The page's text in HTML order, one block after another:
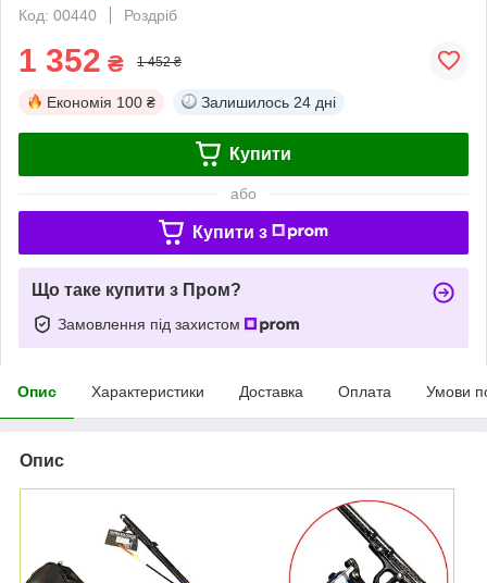
Код: 00440
Роздріб
1 352 ₴ 1 452 ₴
Економія 100 ₴ Залишилось 24 дні
Купити
або
Купити з
Що таке купити з Пром?
Замовлення під захистом
Опис Характеристики Доставка Оплата Умови
Опис